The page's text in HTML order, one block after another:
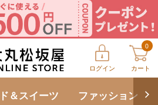
ログイン
0
カート
＆スイーツ ファッション